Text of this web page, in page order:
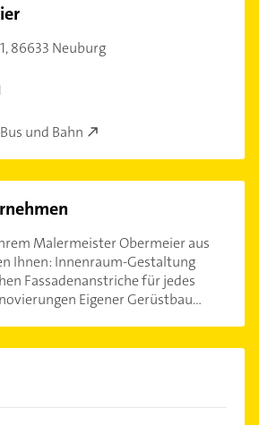
86633 Neuburg
und Bahn
Malermeister Obermeier aus
Ihnen: Innenraum-Gestaltung
Fassadenanstriche für jedes
Eigener Gerüstbau...